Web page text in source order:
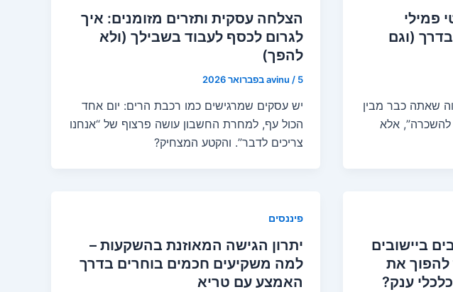
פמילי
(וגם
שאתה כבר מבין
להשכרה”, אלא
הצלחה עסקית ותזרים מזומנים: איך
לגרום לכסף לעבוד בשבילך (ולא
להפך)
avinu / 5 בפברואר 2026
יש עסקים שמרגישים כמו רכבת הרים: יום אחד
הכול עף, למחרת החשבון עושה פרצוף של “אנחנו
צריכים לדבר”. והקטע המצחיק?
ביישובים
להפוך את
ענק?
פיננסים
יתרון הגישה המאוזנת בהשקעות –
למה משקיעים חכמים בוחרים בדרך
האמצע עם טריא